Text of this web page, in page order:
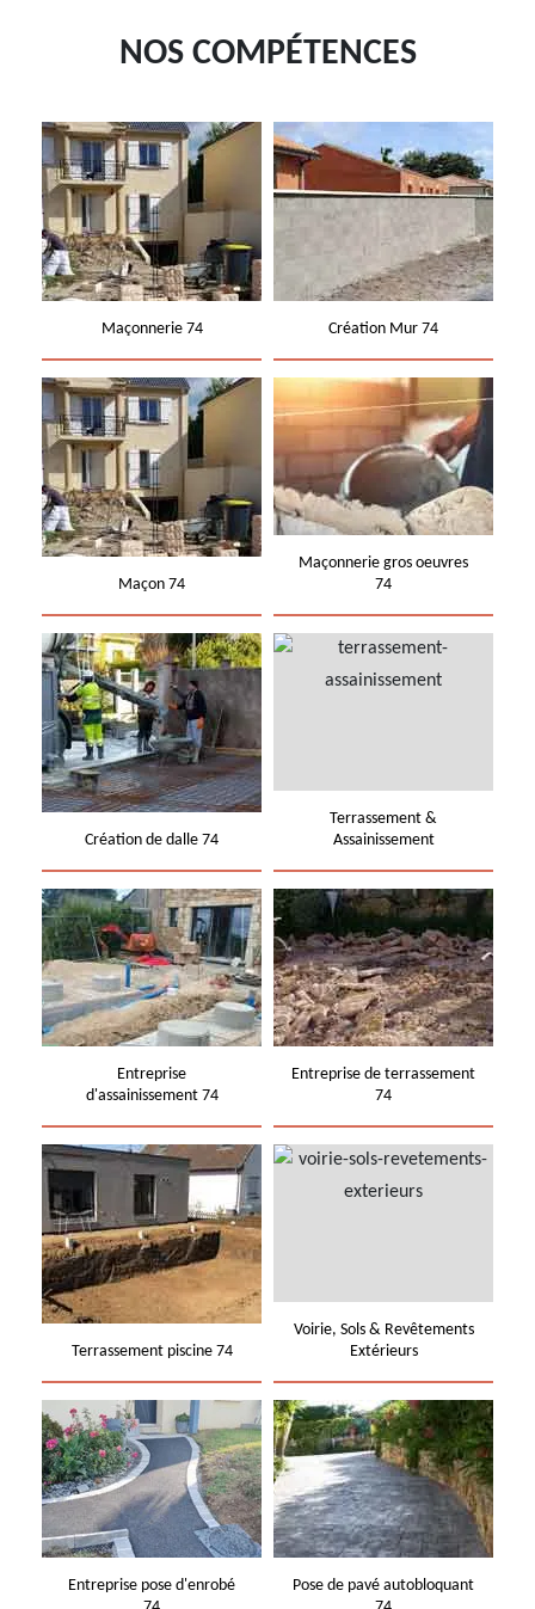
NOS COMPÉTENCES
Maçonnerie 74 Création Mur 74
Maçon 74
Maçonnerie gros oeuvres
74
Création de dalle 74
Terrassement &
Assainissement
Entreprise
d'assainissement 74
Entreprise de terrassement
74
Terrassement piscine 74
Voirie, Sols & Revêtements
Extérieurs
Entreprise pose d'enrobé
Pose de pavé autobloquant